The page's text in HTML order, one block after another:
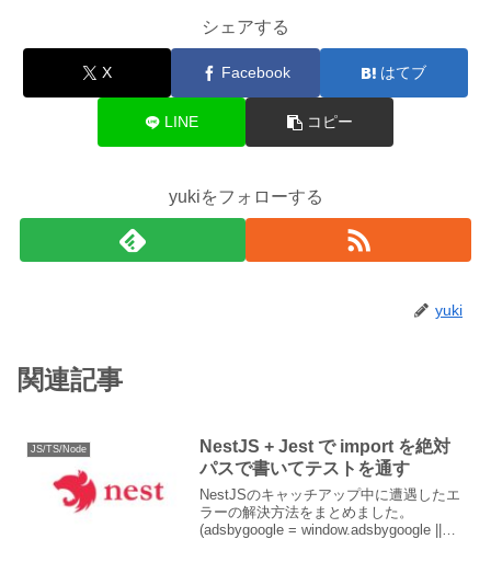
シェアする
X Facebook はてブ
LINE コピー
yukiをフォローする
yuki
関連記事
JS/TS/Node
NestJS + Jest で import を絶対
パスで書いてテストを通す
NestJSのキャッチアップ中に遭遇したエ
ラーの解決方法をまとめました。
(adsbygoogle = window.adsbygoogle ||